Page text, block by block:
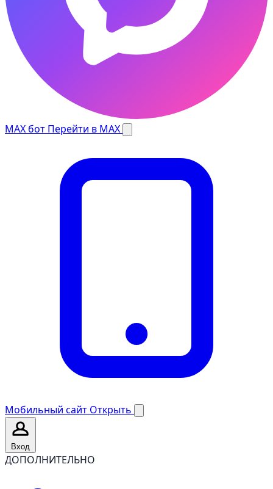
MAX бот Перейти в MAX
Мобильный сайт Открыть
Вход
ДОПОЛНИТЕЛЬНО